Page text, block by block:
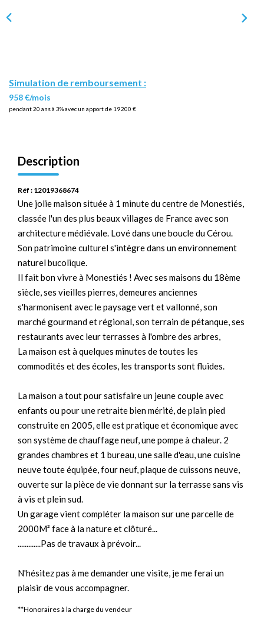
Simulation de remboursement :
958 €/mois
pendant 20 ans à 3% avec un apport de 19 200 €
Description
Réf : 12019368674
Une jolie maison située à 1 minute du centre de Monestiés,
classée l'un des plus beaux villages de France avec son
architecture médiévale. Lové dans une boucle du Cérou.
Son patrimoine culturel s'intègre dans un environnement
naturel bucolique.
Il fait bon vivre à Monestiés ! Avec ses maisons du 18ème
siècle, ses vieilles pierres, demeures anciennes
s'harmonisent avec le paysage vert et vallonné, son
marché gourmand et régional, son terrain de pétanque, ses
restaurants avec leur terrasses à l'ombre des arbres,
La maison est à quelques minutes de toutes les
commodités et des écoles, les transports sont fluides.
La maison a tout pour satisfaire un jeune couple avec
enfants ou pour une retraite bien mérité, de plain pied
construite en 2005, elle est pratique et économique avec
son système de chauffage neuf, une pompe à chaleur. 2
grandes chambres et 1 bureau, une salle d'eau, une cuisine
neuve toute équipée, four neuf, plaque de cuissons neuve,
ouverte sur la pièce de vie donnant sur la terrasse sans vis
à vis et plein sud.
Un garage vient compléter la maison sur une parcelle de
2000M² face à la nature et clôturé...
.............Pas de travaux à prévoir...
N'hésitez pas à me demander une visite, je me ferai un
plaisir de vous accompagner.
**Honoraires à la charge du vendeur